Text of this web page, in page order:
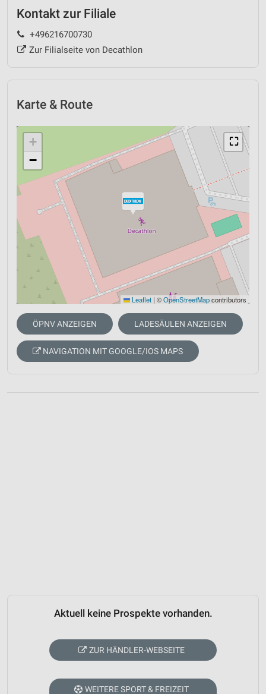
Kontakt zur Filiale
+496216700730
Zur Filialseite von Decathlon
Karte & Route
⛶
+
−
Leaflet | ©OpenStreetMapcontributors
ÖPNV ANZEIGEN LADESÄULEN ANZEIGEN
NAVIGATION MIT GOOGLE/IOS MAPS
Aktuell keine Prospekte vorhanden.
ZUR HÄNDLER-WEBSEITE
WEITERE SPORT & FREIZEIT